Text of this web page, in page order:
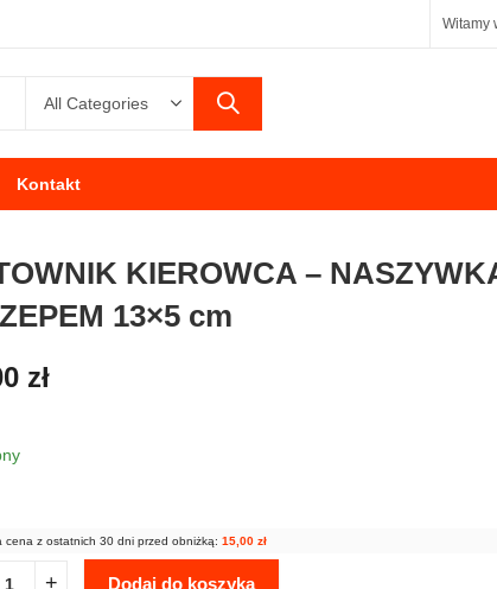
Witamy
Kontakt
KIEROWCA –
13×5 cm
zł
cena z ostatnich 30 dni przed obniżką: 15,00 zł
Dodaj do koszyka